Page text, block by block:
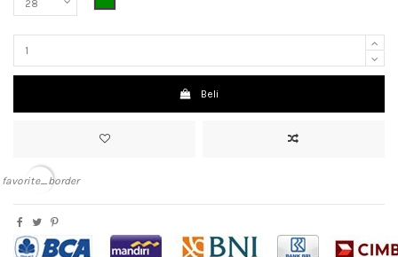
Beli
favorite_border